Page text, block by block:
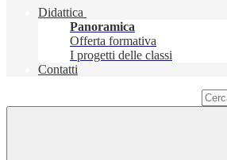
Didattica
Panoramica
Offerta formativa
I progetti delle classi
Contatti